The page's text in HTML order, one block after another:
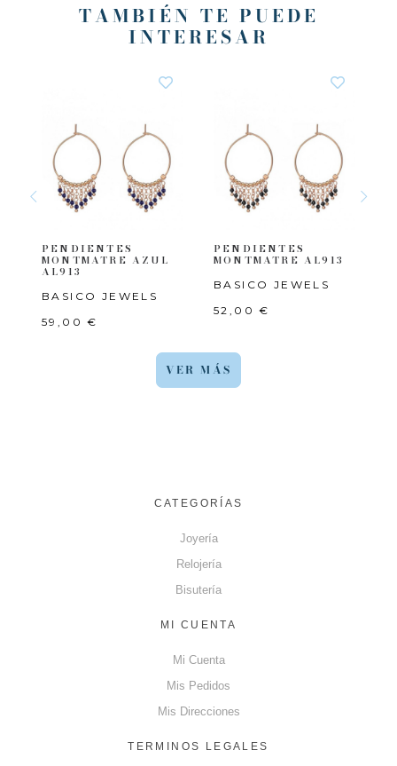
TAMBIÉN TE PUEDE
INTERESAR
PENDIENTES
MONTMATRE AZUL
AL913
BASICO JEWELS
59,00 €
PENDIENTES
MONTMATRE AL913
BASICO JEWELS
52,00 €
VER MÁS
CATEGORÍAS
Joyería
Relojería
Bisutería
MI CUENTA
Mi Cuenta
Mis Pedidos
Mis Direcciones
TERMINOS LEGALES